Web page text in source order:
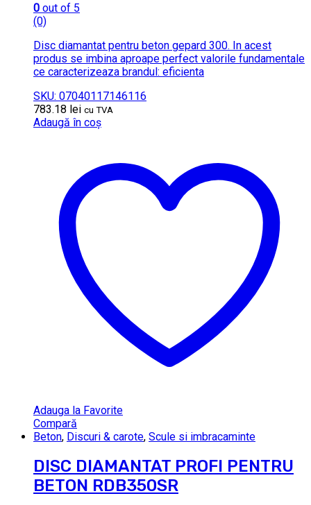
0 out of 5
(0)
Disc diamantat pentru beton gepard 300. In acest
produs se imbina aproape perfect valorile fundamentale
ce caracterizeaza brandul: eficienta
SKU: 07040117146116
783.18 lei cu TVA
Adaugă în coș
Adauga la Favorite
Compară
Beton, Discuri & carote, Scule si imbracaminte
DISC DIAMANTAT PROFI PENTRU
BETON RDB350SR